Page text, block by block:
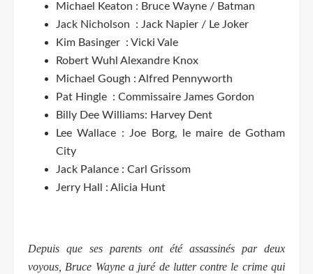
Michael Keaton : Bruce Wayne / Batman
Jack Nicholson : Jack Napier / Le Joker
Kim Basinger : Vicki Vale
Robert Wuhl Alexandre Knox
Michael Gough : Alfred Pennyworth
Pat Hingle : Commissaire James Gordon
Billy Dee Williams: Harvey Dent
Lee Wallace : Joe Borg, le maire de Gotham
City
Jack Palance : Carl Grissom
Jerry Hall : Alicia Hunt
Depuis que ses parents ont été assassinés par deux
voyous, Bruce Wayne a juré de lutter contre le crime qui